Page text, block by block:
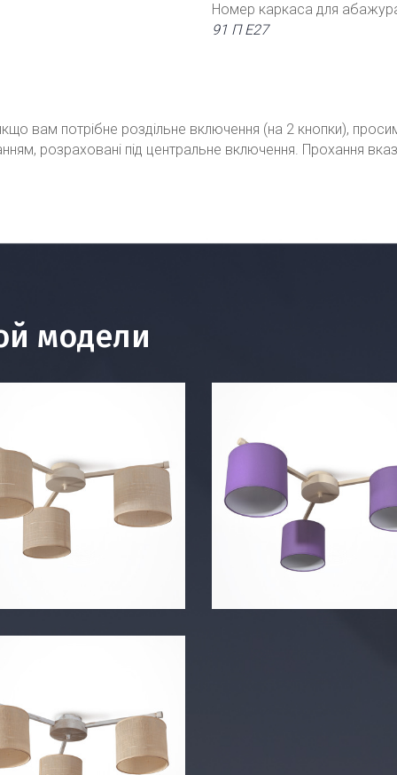
Номер каркаса для
91 П Е27
вам потрібне роздільне включення (на 2 кнопки),
розраховані під центральне включення. Прохання
модели